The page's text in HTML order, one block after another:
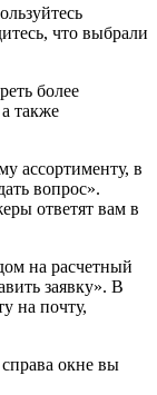
что выбрали
более
также
ассортименту, в
вопрос».
ответят вам в
на расчетный
заявку». В
на почту,
окне вы